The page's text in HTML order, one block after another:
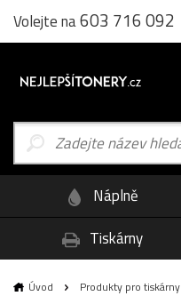
Volejte na603 716 092
Náplně
Tiskárny
Úvod Produkty pro tiskárny